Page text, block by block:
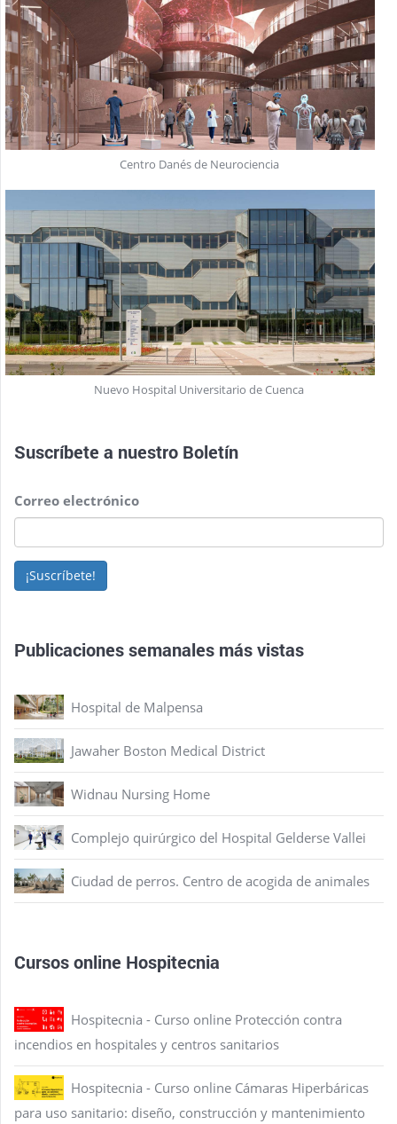
Centro Danés de Neurociencia
Nuevo Hospital Universitario de Cuenca
Suscríbete a nuestro Boletín
Correo electrónico
¡Suscríbete!
Publicaciones semanales más vistas
Hospital de Malpensa
Jawaher Boston Medical District
Widnau Nursing Home
Complejo quirúrgico del Hospital Gelderse Vallei
Ciudad de perros. Centro de acogida de animales
Cursos online Hospitecnia
Hospitecnia - Curso online Protección contra
incendios en hospitales y centros sanitarios
Hospitecnia - Curso online Cámaras Hiperbáricas
para uso sanitario: diseño, construcción y mantenimiento